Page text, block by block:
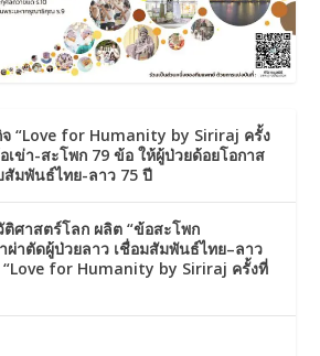
จ “Love for Humanity by Siriraj ครั้ง
เข่า-สะโพก 79 ข้อ ให้ผู้ป่วยด้อยโอกาส
สัมพันธ์ไทย-ลาว 75 ปี
ศาสตร์โลก ผลิต “ข้อสะโพก
ผ่าตัดผู้ป่วยลาว เชื่อมสัมพันธ์ไทย–ลาว
“Love for Humanity by Siriraj ครั้งที่